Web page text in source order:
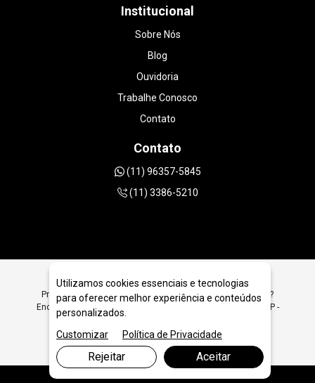
Institucional
Sobre Nós
Blog
Ouvidoria
Trabalhe Conosco
Contato
Contato
(11) 96357-5845
(11) 3386-5210
Procurando Inserto Diamantado Tipo HTC em São Paulo SP?
Encontre Aqui Inserto Diamantado Tipo HTC em São Paulo SP -
Utilizamos cookies essenciais e tecnologias
para oferecer melhor experiência e conteúdos
personalizados.
Customizar
Política de Privacidade
Rejeitar Aceitar